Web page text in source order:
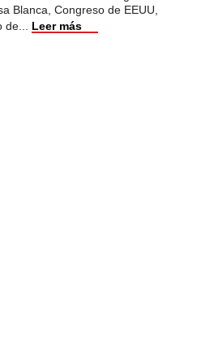
Blanca, Congreso de EEUU,
de
Leer más